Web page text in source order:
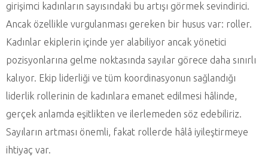
girişimci kadınların sayısındaki bu artışı görmek sevindirici.
Ancak özellikle vurgulanması gereken bir husus var: roller.
Kadınlar ekiplerin içinde yer alabiliyor ancak yönetici
pozisyonlarına gelme noktasında sayılar görece daha sınırlı
kalıyor. Ekip liderliği ve tüm koordinasyonun sağlandığı
liderlik rollerinin de kadınlara emanet edilmesi hâlinde,
gerçek anlamda eşitlikten ve ilerlemeden söz edebiliriz.
Sayıların artması önemli, fakat rollerde hâlâ iyileştirmeye
ihtiyaç var.